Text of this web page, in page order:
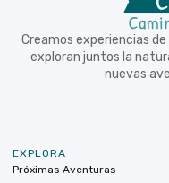
Creamos experiencias
exploran juntos la
nuevas
EXPLORA
Próximas Aventuras